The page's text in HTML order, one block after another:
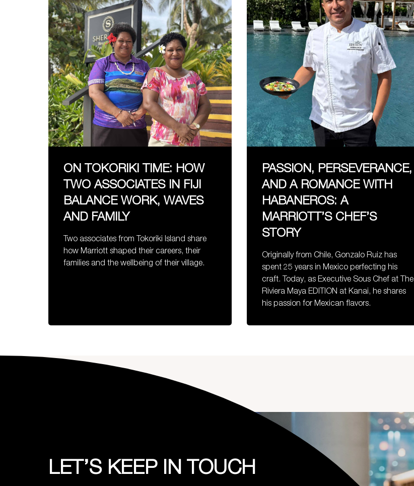
ON TOKORIKI TIME: HOW
TWO ASSOCIATES IN FIJI
BALANCE WORK, WAVES
AND FAMILY
Two associates from Tokoriki Island share
how Marriott shaped their careers, their
families and the wellbeing of their village.
PASSION, PERSEVERANCE,
AND A ROMANCE WITH
HABANEROS: A
MARRIOTT’S CHEF’S
STORY
Originally from Chile, Gonzalo Ruiz has
spent 25 years in Mexico perfecting his
craft. Today, as Executive Sous Chef at The
Riviera Maya EDITION at Kanai, he shares
his passion for Mexican flavors.
LET’S KEEP IN TOUCH